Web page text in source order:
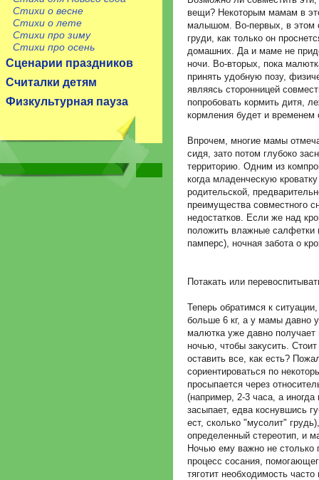
Стихи о весне
Стихи о лете
Стихи про зиму
Стихи про осень
Сценарии праздников
Считалки детям
Физкультурная пауза
вещи? Некоторым мамам в
малышом. Во-первых, в этом
груди, как только он
домашних. Да и маме не
ночи. Во-вторых, пока
принять удобную позу,
являясь сторонницей
попробовать кормить дитя,
кормления будет и временем
Впрочем, многие мамы
сидя, зато потом глубоко
территорию. Одним из
когда младенческую
родительской,
преимущества совместного
недостатков. Если же над
положить влажные салфетки
памперс), ночная забота о
Потакать или
Теперь обратимся к
больше 6 кг, а у мамы давно
малютка уже давно
ночью, чтобы закусить.
оставить все, как есть?
сориентироваться по
просыпается через
(например, 2-3 часа, а
засыпает, едва коснувшись
ест, сколько "мусолит"
определенный стереотип, и
Ночью ему важно не столько
процесс сосания,
тяготит необходимость